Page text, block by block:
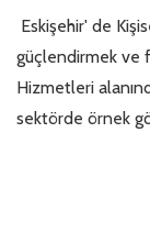
Eskişehir' de
güçlendirmek ve
Hizmetleri
sektörde örnek